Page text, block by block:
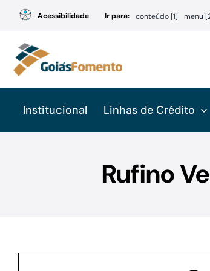
conteúdo
Acessibilidade Ir para: conteúdo [1] menu
Institucional Linhas de Crédito
Rufino